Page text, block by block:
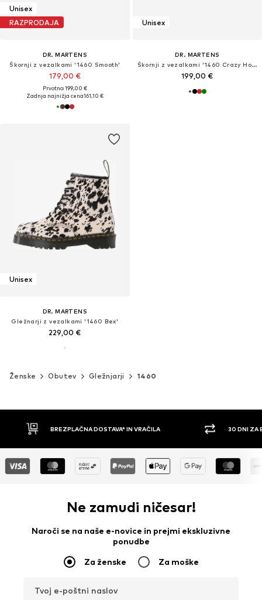
Unisex
RAZPRODAJA
DR. MARTENS
Škornji z vezalkami '1460 Smooth'
179,00 €
Prvotno: 199,00 €
Zadnja najnižja cena161,10 €
Unisex
DR. MARTENS
Škornji z vezalkami '1460 Crazy Horse'
199,00 €
Unisex
DR. MARTENS
Gležnarji z vezalkami '1460 Bex'
229,00 €
Ženske Obutev Gležnjarji 1460
30 DNI ZA BREZPLAČNO VRAČILO PLAČILO Z
Ne zamudi ničesar!
Naroči se na naše e-novice in prejmi ekskluzivne
ponudbe
Za ženske Za moške
Tvoj e-poštni naslov